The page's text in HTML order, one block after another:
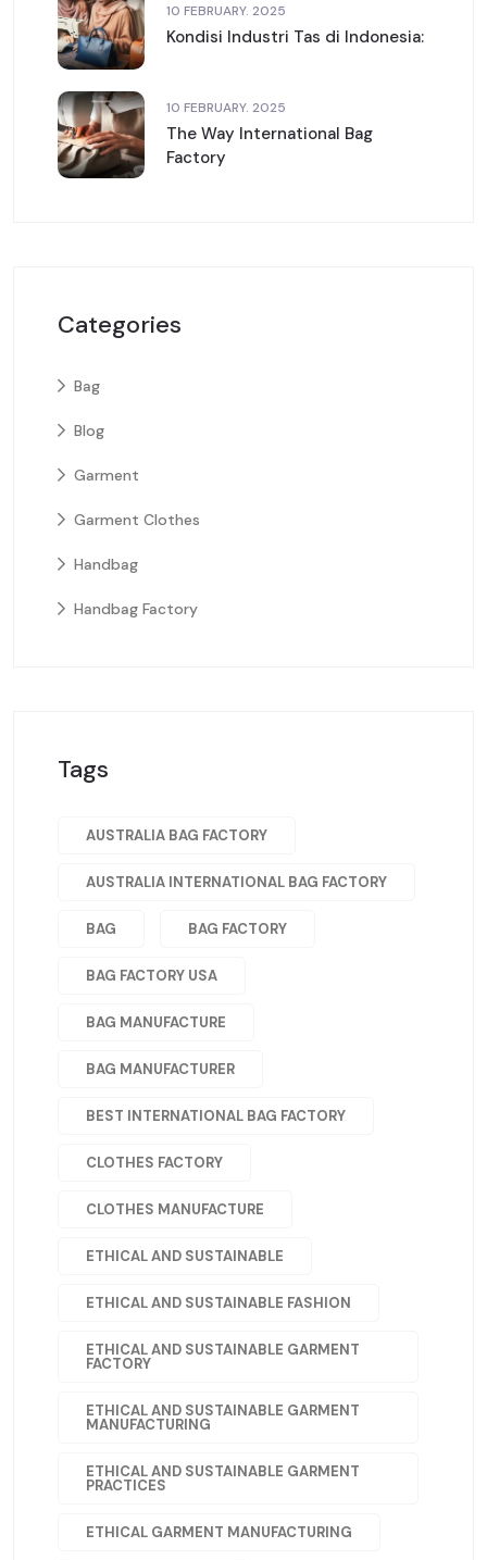
10 FEBRUARY. 2025
Kondisi Industri Tas di Indonesia:
10 FEBRUARY. 2025
The Way International Bag
Factory
Categories
Bag
Blog
Garment
Garment Clothes
Handbag
Handbag Factory
Tags
AUSTRALIA BAG FACTORY
AUSTRALIA INTERNATIONAL BAG FACTORY
BAG BAG FACTORY
BAG FACTORY USA
BAG MANUFACTURE
BAG MANUFACTURER
BEST INTERNATIONAL BAG FACTORY
CLOTHES FACTORY
CLOTHES MANUFACTURE
ETHICAL AND SUSTAINABLE
ETHICAL AND SUSTAINABLE FASHION
ETHICAL AND SUSTAINABLE GARMENT
FACTORY
ETHICAL AND SUSTAINABLE GARMENT
MANUFACTURING
ETHICAL AND SUSTAINABLE GARMENT
PRACTICES
ETHICAL GARMENT MANUFACTURING